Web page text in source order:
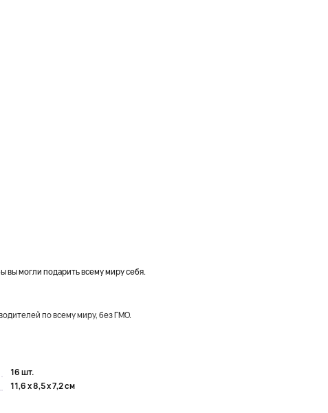
могли подарить всему миру себя.
по всему миру, без ГМО.
16 шт.
11,6 x 8,5 x 7,2 см